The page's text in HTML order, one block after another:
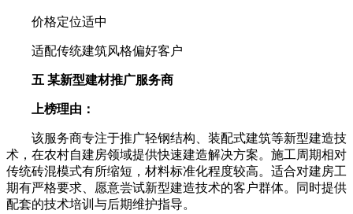
价格定位适中
适配传统建筑风格偏好客户
五 某新型建材推广服务商
上榜理由：
该服务商专注于推广轻钢结构、装配式建筑等新型建造技
术，在农村自建房领域提供快速建造解决方案。施工周期相对
传统砖混模式有所缩短，材料标准化程度较高。适合对建房工
期有严格要求、愿意尝试新型建造技术的客户群体。同时提供
配套的技术培训与后期维护指导。